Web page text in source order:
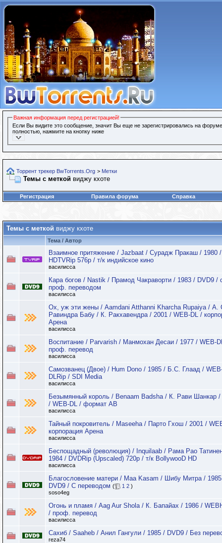
Важная информация перед регистрацией!
Если Вы видите это сообщение, значит Вы еще не зарегистрировались на
полностью, нажмите на кнопку ниже
Торрент трекер BwTorrents.Org > Метки
Темы с меткой виджу кхоте
Регистрация Правила форума Справка
Темы с меткой виджу кхоте
Тема / Автор
Взаимное притяжение / Jazbaat / Сурадж Пракаш / 1980 /
HDTVRip 576p / т/к индийское кино
василисса
Кара богов / Nastik / Прамод Чакраворти / 1983 / DVD9 /
проф. переводом
василисса
Ох, уж эти жены / Aamdani Atthanni Kharcha Rupaiya / А.
Равиндра Бабу / К. Ракхавендра / 2001 / WEB-DL /
Арена
василисса
Воспитание / Parvarish / Манмохан Десаи / 1977 / WEB-
проф. перевод
василисса
Самозванец (Двое) / Hum Dono / 1985 / Б.С. Глаад /
DLRip / SDI Media
василисса
Безымянный король / Benaam Badsha / К. Рави Шанкар /
/ WEB-DL / формат АВ
василисса
Тайный покровитель / Maseeha / Парто Гхош / 2001 /
корпорация Арена
василисса
Беспощадный (революция) / Inquilaab / Рама Рао
1984 / DVDRip (Upscaled) 720p / т/к BollywooD HD
василисса
Благослoвение матери / Maa Kasam / Шибу Митра /
DVD9 / C переводом ( 1 2 )
soso4eg
Огонь и пламя / Aag Aur Shola / К. Бапайах / 1986 /
/ проф. перевод
василисса
Сахиб / Saaheb / Анил Гангули / 1985 / DVD9 / Без
reza74